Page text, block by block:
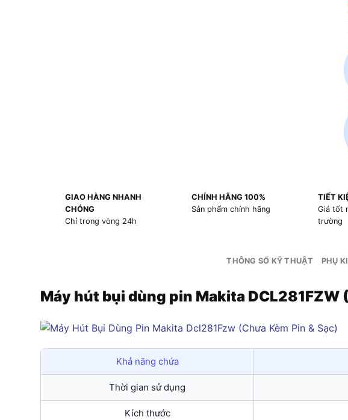
GIAO HÀNG NHANH
CHÓNG
Chỉ trong vòng 24h
CHÍNH HÃNG 100%
Sản phẩm chính hãng
TIẾT
Giá tốt
trường
THÔNG SỐ KỸ THUẬT PHỤ
Máy hút bụi dùng pin Makita DCL281FZW
Khả năng chứa
Thời gian sử dụng
Kích thước